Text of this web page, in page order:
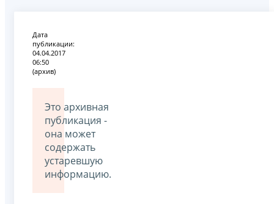
Дата
публикации:
04.04.2017
06:50
(архив)
Это архивная
публикация -
она может
содержать
устаревшую
информацию.